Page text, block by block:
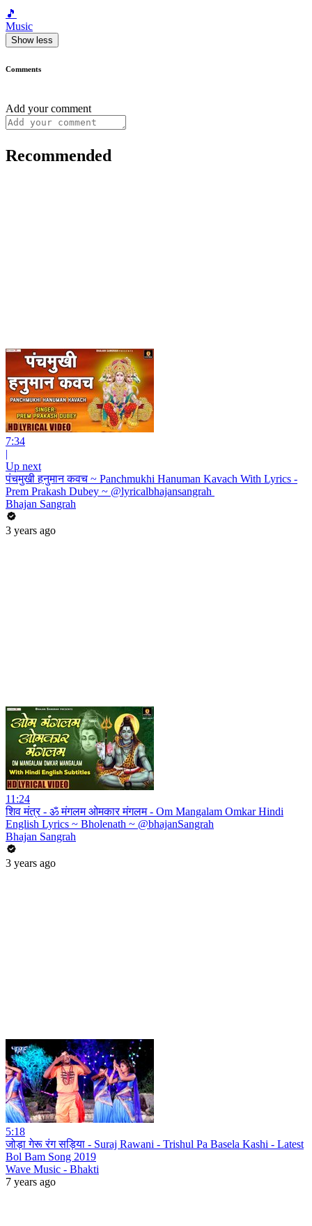
🎵
Music
Show less
Comments
Add your comment
Recommended
7:34
|
Up next
पंचमुखी हनुमान कवच ~ Panchmukhi Hanuman Kavach With Lyrics -
Prem Prakash Dubey ~ @lyricalbhajansangrah ​
Bhajan Sangrah
3 years ago
11:24
शिव मंत्र - ॐ मंगलम ओमकार मंगलम - Om Mangalam Omkar Hindi
English Lyrics ~ Bholenath ~ @bhajanSangrah
Bhajan Sangrah
3 years ago
5:18
जोड़ा गेरू रंग सड़िया - Suraj Rawani - Trishul Pa Basela Kashi - Latest
Bol Bam Song 2019
Wave Music - Bhakti
7 years ago